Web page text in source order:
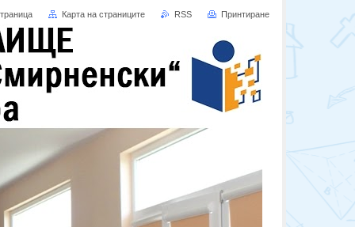
Карта на страниците RSS Принтиране